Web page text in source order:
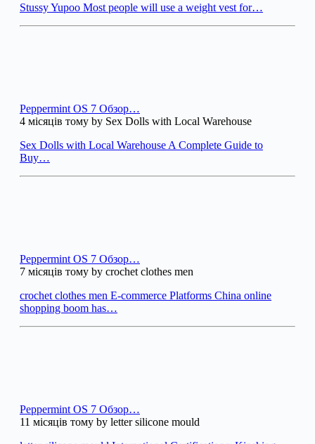
Stussy Yupoo Most people will use a weight vest for…
Peppermint OS 7 Обзор…
4 місяців тому by Sex Dolls with Local Warehouse
Sex Dolls with Local Warehouse A Complete Guide to
Buy…
Peppermint OS 7 Обзор…
7 місяців тому by crochet clothes men
crochet clothes men E-commerce Platforms China online
shopping boom has…
Peppermint OS 7 Обзор…
11 місяців тому by letter silicone mould